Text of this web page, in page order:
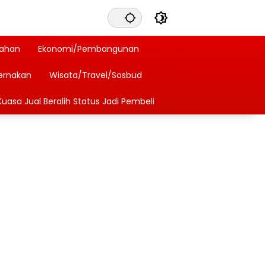
Ekonomi/Pembangunan
Wisata/Travel/Sosbud
Jual Beralih Status Jadi Pembeli